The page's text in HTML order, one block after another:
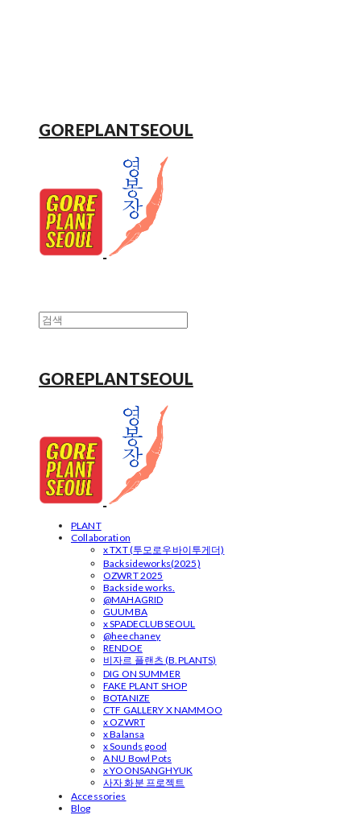
GOREPLANTSEOUL
GOREPLANTSEOUL
PLANT
Collaboration
x TXT (투모로우바이투게더)
Backsideworks(2025)
OZWRT 2025
Backside works.
@MAHAGRID
GUUMBA
x SPADECLUBSEOUL
@heechaney
RENDOE
비자르 플랜츠 (B.PLANTS)
DIG ON SUMMER
FAKE PLANT SHOP
BOTANIZE
CTF GALLERY X NAMMOO
x OZWRT
x Balansa
x Sounds good
A NU Bowl Pots
x YOONSANGHYUK
사자 화분 프로젝트
Accessories
Blog